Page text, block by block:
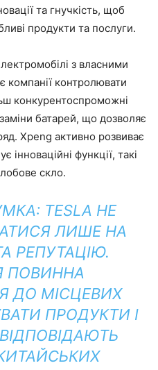
та гнучкість, щоб
продукти та послуги.
з власними
компанії контролювати
конкурентоспроможні
батарей, що дозволяє
Xpeng активно розвиває
інноваційні функції, такі
скло.
TESLA НЕ
ЛИШЕ НА
РЕПУТАЦІЮ.
ПОВИННА
ДО МІСЦЕВИХ
ПРОДУКТИ І